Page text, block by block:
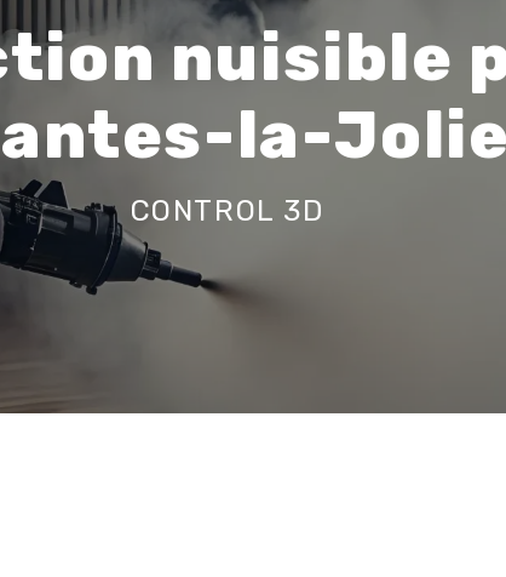
nuisible
la-Jolie
CONTROL 3D